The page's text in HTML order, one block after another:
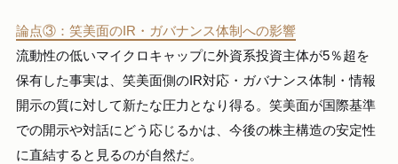
論点③：笑美面のIR・ガバナンス体制への影響
流動性の低いマイクロキャップに外資系投資主体が5％超を
保有した事実は、笑美面側のIR対応・ガバナンス体制・情報
開示の質に対して新たな圧力となり得る。笑美面が国際基準
での開示や対話にどう応じるかは、今後の株主構造の安定性
に直結すると見るのが自然だ。